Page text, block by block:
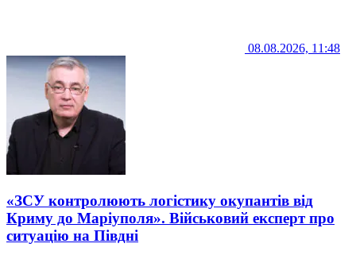
08.08.2026, 11:48
«ЗСУ контролюють логістику окупантів від
Криму до Маріуполя». Військовий експерт про
ситуацію на Півдні